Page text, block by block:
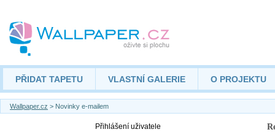
PŘIDAT TAPETU VLASTNÍ GALERIE O PROJEKTU
Wallpaper.cz > Novinky e-mailem